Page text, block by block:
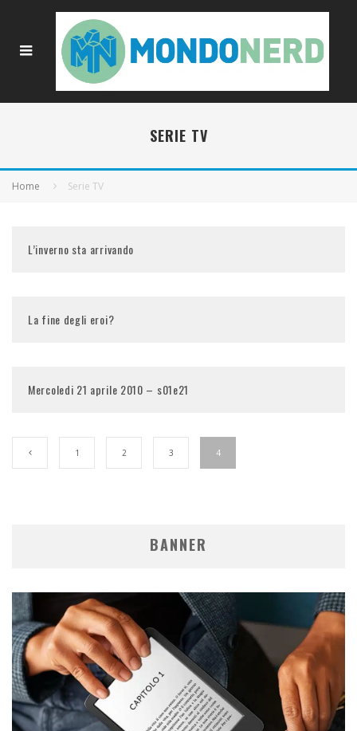
SERIE TV
Home Serie TV
L’inverno sta arrivando
La fine degli eroi?
Mercoledi 21 aprile 2010 – s01e21
1 2 3 4
BANNER